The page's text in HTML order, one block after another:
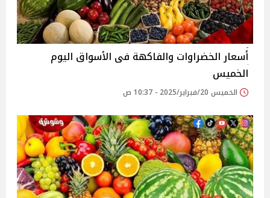
أسعار الخضراوات والفاكهة فى الأسواق‎‎ اليوم
الخميس
الخميس 20/فبراير/2025 - 10:37 ص